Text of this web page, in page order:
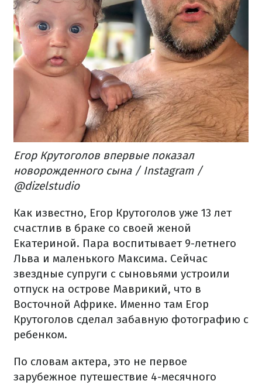
Егор Крутоголов впервые показал
новорожденного сына / Instagram /
@dizelstudio
Как известно, Егор Крутоголов уже 13 лет
счастлив в браке со своей женой
Екатериной. Пара воспитывает 9-летнего
Льва и маленького Максима. Сейчас
звездные супруги с сыновьями устроили
отпуск на острове Маврикий, что в
Восточной Африке. Именно там Егор
Крутоголов сделал забавную фотографию с
ребенком.
По словам актера, это не первое
зарубежное путешествие 4-месячного